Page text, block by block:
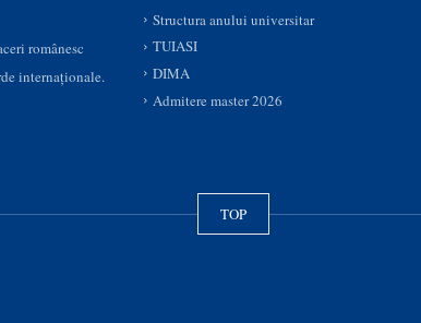
românesc
internaționale.
Structura anului universitar
TUIASI
DIMA
Admitere master 2026
TOP